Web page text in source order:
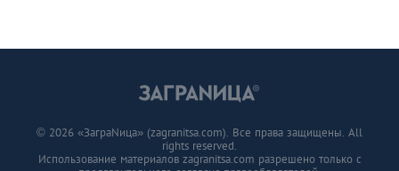
© 2026 «ЗаграNица» (zagranitsa.com). Все права защищены. All
rights reserved.
Использование материалов zagranitsa.com разрешено только с